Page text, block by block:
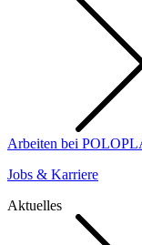
Arbeiten bei
Jobs & Karriere
Aktuelles